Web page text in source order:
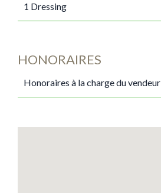
1 Dressing
HONORAIRES
Honoraires à la charge du vendeur